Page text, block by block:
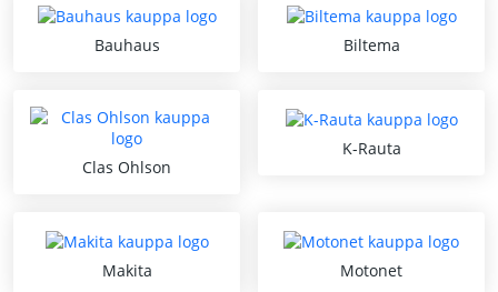
Bauhaus Biltema
Clas Ohlson
K-Rauta
Makita Motonet